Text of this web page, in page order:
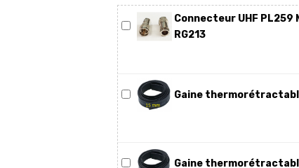
Connecteur UHF PL259
RG213
Gaine
Gaine